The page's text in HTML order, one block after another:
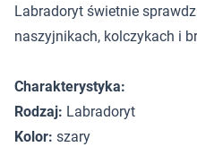
Labradoryt świetnie
naszyjnikach, kolczykach i
Charakterystyka:
Rodzaj: Labradoryt
Kolor: szary